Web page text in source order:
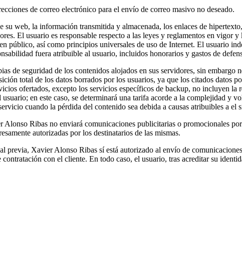
de correo electrónico para el envío de correo masivo no deseado.
web, la información transmitida y almacenada, los enlaces de
El usuario es responsable respecto a las leyes y reglamentos en
público, así como principios universales de uso de Internet. El usuario
fuera atribuible al usuario, incluidos honorarios y gastos de
de seguridad de los contenidos alojados en sus servidores, sin embargo
total de los datos borrados por los usuarios, ya que los citados datos
ofertados, excepto los servicios específicos de backup, no incluyen la
en este caso, se determinará una tarifa acorde a la complejidad y
cuando la pérdida del contenido sea debida a causas atribuibles a el
Ribas no enviará comunicaciones publicitarias o promocionales
autorizadas por los destinatarios de las mismas.
previa, Xavier Alonso Ribas sí está autorizado al envío de
con el cliente. En todo caso, el usuario, tras acreditar su